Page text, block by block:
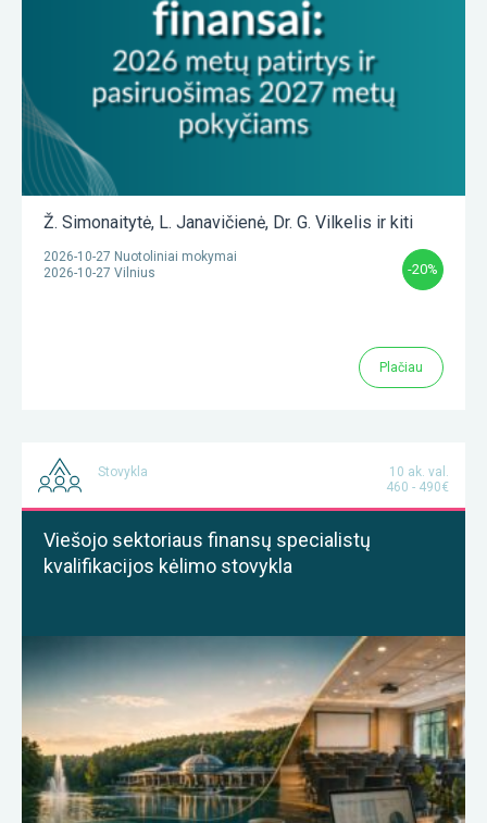
Ž. Simonaitytė, L. Janavičienė, Dr. G. Vilkelis ir kiti
2026-10-27 Nuotoliniai mokymai
2026-10-27 Vilnius
-20%
Plačiau
Stovykla
10 ak. val.
460 - 490€
Viešojo sektoriaus finansų specialistų
kvalifikacijos kėlimo stovykla